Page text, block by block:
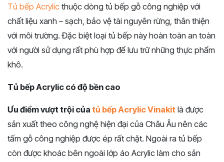
Tủ bếp Acrylic thuộc dòng tủ bếp gỗ công nghiệp với
chất liệu xanh – sạch, bảo vệ tài nguyên rừng, thân thiện
với môi trường. Đặc biệt loại tủ bếp này hoàn toàn an toàn
với người sử dụng rất phù hợp để lưu trữ những thực phẩm
khô.
Tủ bếp Acrylic có độ bền cao
Ưu điểm vượt trội của tủ bếp Acrylic Vinakit là được
sản xuất theo công nghệ hiện đại của Châu Âu nên các
tấm gỗ công nghiệp được ép rất chặt. Ngoài ra tủ bếp
còn được khoác bên ngoài lớp áo Acrylic làm cho sản